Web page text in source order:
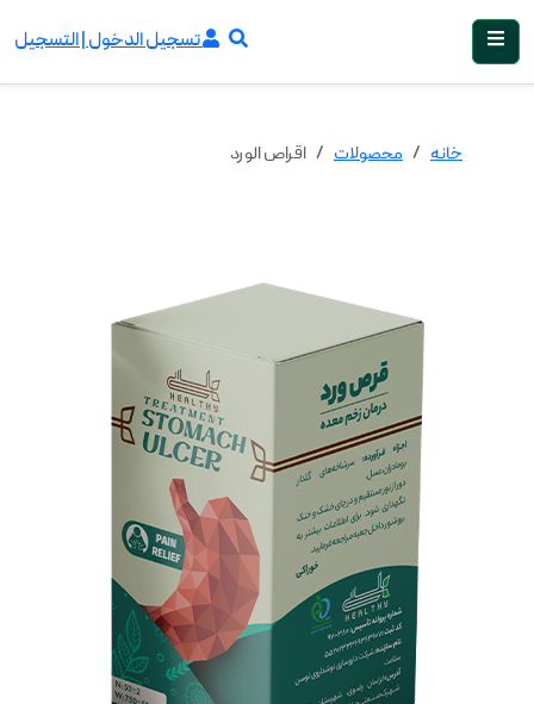
تسجيل الدخول | التسجيل
خانه محصولات اقراص الورد